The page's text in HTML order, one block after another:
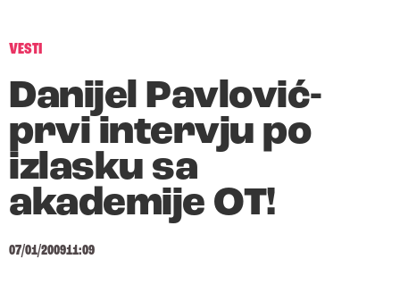
VESTI
Danijel Pavlović-
prvi intervju po
izlasku sa
akademije OT!
07/01/200911:09